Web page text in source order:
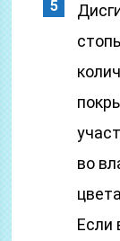
во
Если